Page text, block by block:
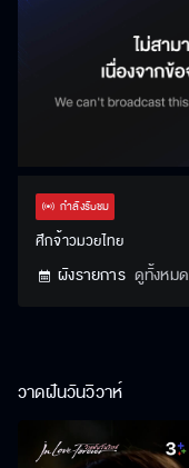
กำลังรับชม
ศึกจ้าวมวยไทย
ผังรายการ ดูทั้งหมด
วาดฝันวันวิวาห์